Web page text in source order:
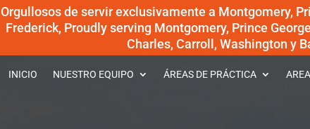
Orgullosos de servir exclusivamente a Montgomery,
Frederick, Proudly serving Montgomery, Prince
Charles, Carroll, Washington y
INICIO NUESTRO EQUIPO ÁREAS DE PRÁCTICA